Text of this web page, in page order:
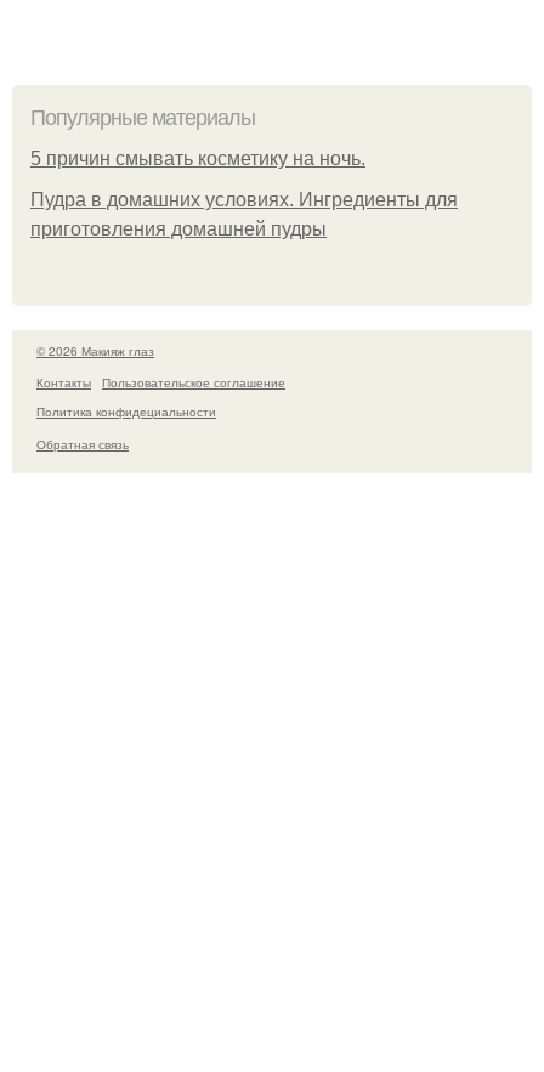
Популярные материалы
5 причин смывать косметику на ночь.
Пудра в домашних условиях. Ингредиенты для
приготовления домашней пудры
© 2026 Макияж глаз
Контакты
Пользовательское соглашение
Политика конфидециальности
Обратная связь